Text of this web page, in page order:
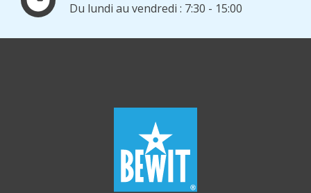
Du lundi au vendredi : 7:30 - 15:00